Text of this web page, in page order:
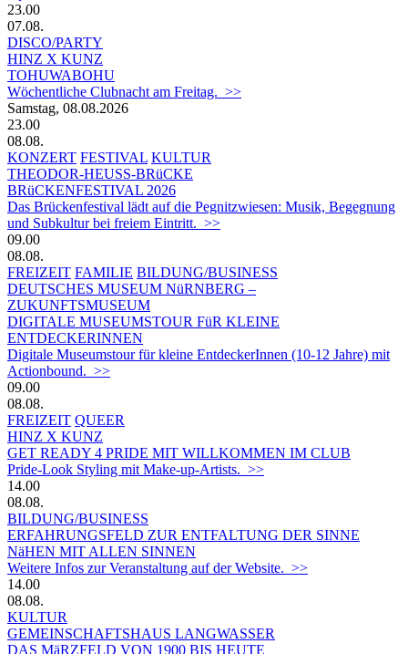
23.00
07.08.
DISCO/PARTY
HINZ X KUNZ
TOHUWABOHU
Wöchentliche Clubnacht am Freitag. >>
Samstag, 08.08.2026
23.00
08.08.
KONZERT FESTIVAL KULTUR
THEODOR-HEUSS-BRüCKE
BRüCKENFESTIVAL 2026
Das Brückenfestival lädt auf die Pegnitzwiesen: Musik, Begegnung
und Subkultur bei freiem Eintritt. >>
09.00
08.08.
FREIZEIT FAMILIE BILDUNG/BUSINESS
DEUTSCHES MUSEUM NüRNBERG –
ZUKUNFTSMUSEUM
DIGITALE MUSEUMSTOUR FüR KLEINE
ENTDECKERINNEN
Digitale Museumstour für kleine EntdeckerInnen (10-12 Jahre) mit
Actionbound. >>
09.00
08.08.
FREIZEIT QUEER
HINZ X KUNZ
GET READY 4 PRIDE MIT WILLKOMMEN IM CLUB
Pride-Look Styling mit Make-up-Artists. >>
14.00
08.08.
BILDUNG/BUSINESS
ERFAHRUNGSFELD ZUR ENTFALTUNG DER SINNE
NäHEN MIT ALLEN SINNEN
Weitere Infos zur Veranstaltung auf der Website. >>
14.00
08.08.
KULTUR
GEMEINSCHAFTSHAUS LANGWASSER
DAS MäRZFELD VON 1900 BIS HEUTE